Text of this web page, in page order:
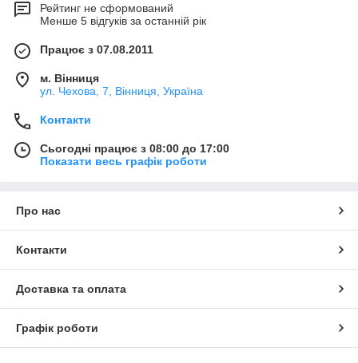
Рейтинг не сформований
Менше 5 відгуків за останній рік
Працює з 07.08.2011
м. Вінниця
ул. Чехова, 7, Вінниця, Україна
Контакти
Сьогодні працює з 08:00 до 17:00
Показати весь графік роботи
Про нас
Контакти
Доставка та оплата
Графік роботи